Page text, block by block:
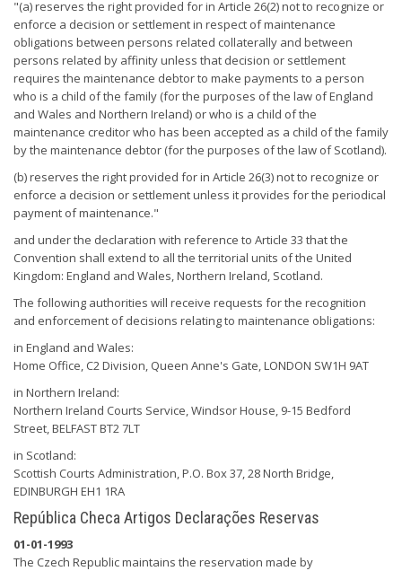
"(a) reserves the right provided for in Article 26(2) not to recognize or
enforce a decision or settlement in respect of maintenance
obligations between persons related collaterally and between
persons related by affinity unless that decision or settlement
requires the maintenance debtor to make payments to a person
who is a child of the family (for the purposes of the law of England
and Wales and Northern Ireland) or who is a child of the
maintenance creditor who has been accepted as a child of the family
by the maintenance debtor (for the purposes of the law of Scotland).
(b) reserves the right provided for in Article 26(3) not to recognize or
enforce a decision or settlement unless it provides for the periodical
payment of maintenance."
and under the declaration with reference to Article 33 that the
Convention shall extend to all the territorial units of the United
Kingdom: England and Wales, Northern Ireland, Scotland.
The following authorities will receive requests for the recognition
and enforcement of decisions relating to maintenance obligations:
in England and Wales:
Home Office, C2 Division, Queen Anne's Gate, LONDON SW1H 9AT
in Northern Ireland:
Northern Ireland Courts Service, Windsor House, 9-15 Bedford
Street, BELFAST BT2 7LT
in Scotland:
Scottish Courts Administration, P.O. Box 37, 28 North Bridge,
EDINBURGH EH1 1RA
República Checa Artigos Declarações Reservas
01-01-1993
The Czech Republic maintains the reservation made by